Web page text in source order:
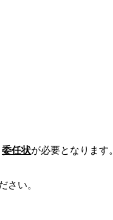
委任状が必要となります。
い。